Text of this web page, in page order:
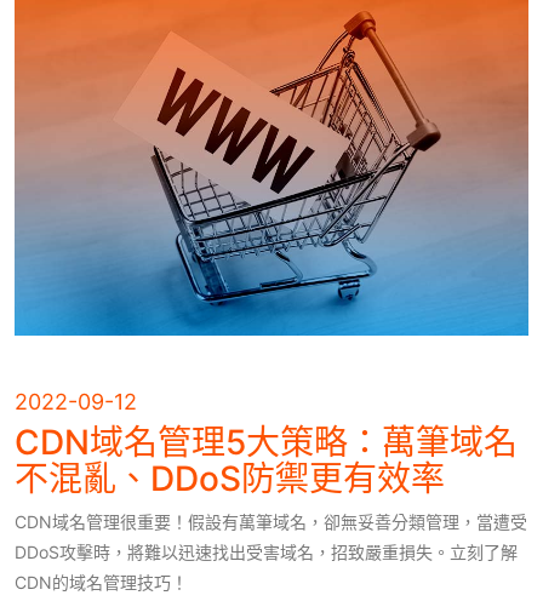
2022-09-12
CDN域名管理5大策略：萬筆域名
不混亂、DDoS防禦更有效率
CDN域名管理很重要！假設有萬筆域名，卻無妥善分類管理，當遭受
DDoS攻擊時，將難以迅速找出受害域名，招致嚴重損失。立刻了解
CDN的域名管理技巧！